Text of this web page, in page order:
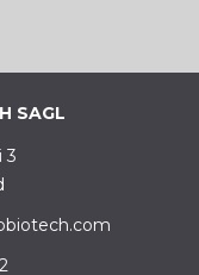
SAGL
3